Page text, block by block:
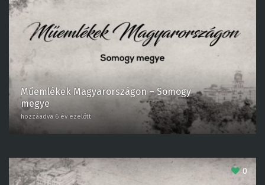
Műemlékek Magyarországon – Somogy
megye
hozzáadva 6 év ezelőtt
0